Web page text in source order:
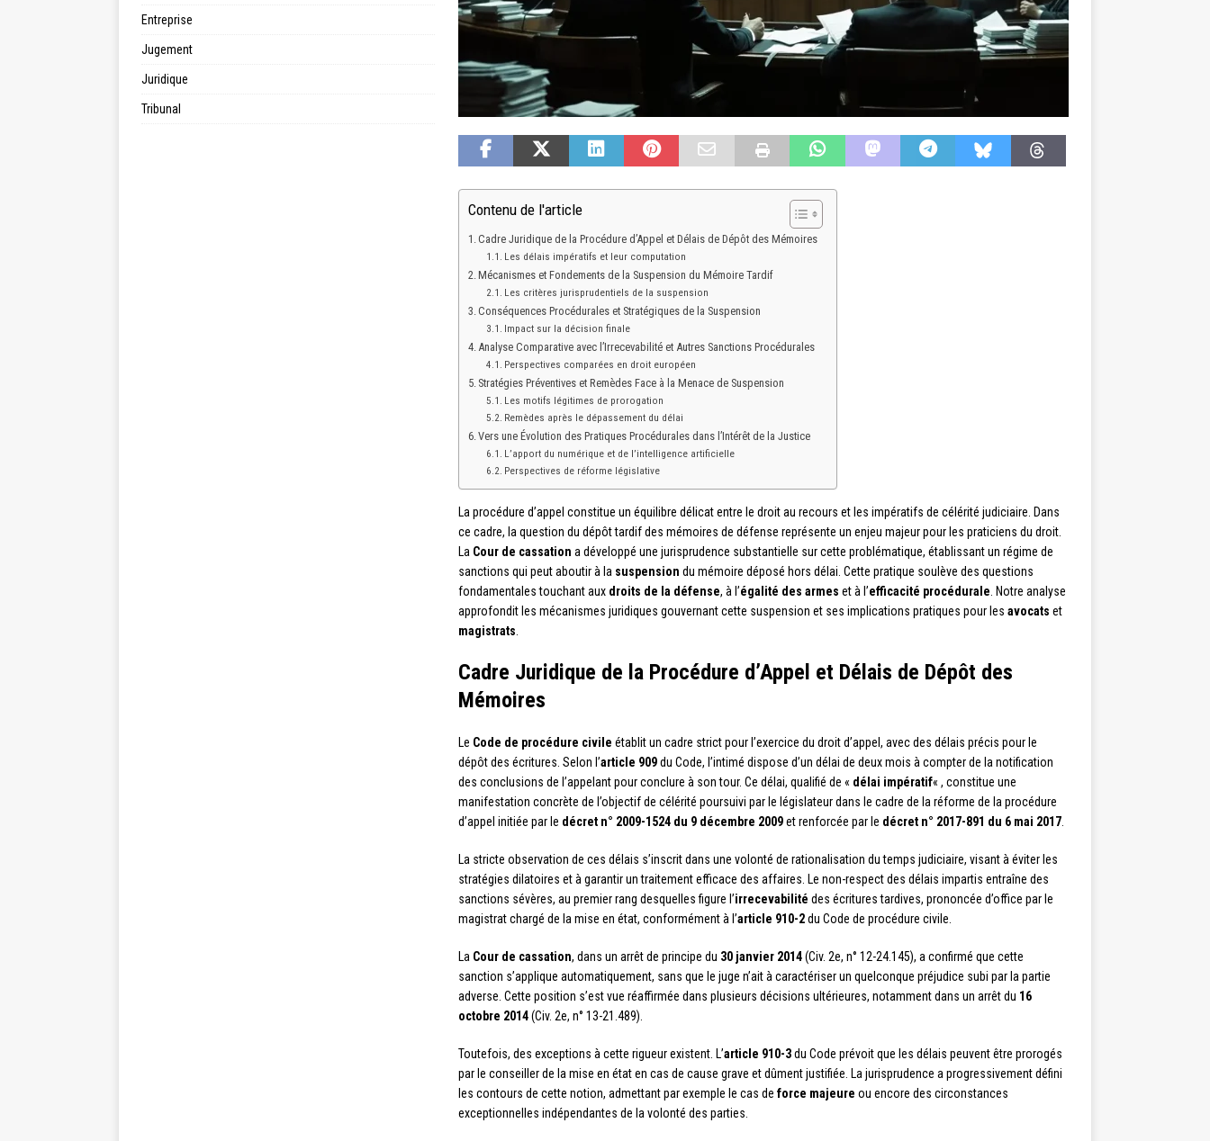
Contenu de l'article
Cadre Juridique de la Procédure d’Appel et Délais de Dépôt des Mémoires
Les délais impératifs et leur computation
Mécanismes et Fondements de la Suspension du Mémoire Tardif
Les critères jurisprudentiels de la suspension
Conséquences Procédurales et Stratégiques de la Suspension
Impact sur la décision finale
Analyse Comparative avec l’Irrecevabilité et Autres Sanctions Procédurales
Perspectives comparées en droit européen
Stratégies Préventives et Remèdes Face à la Menace de Suspension
Les motifs légitimes de prorogation
Remèdes après le dépassement du délai
Vers une Évolution des Pratiques Procédurales dans l’Intérêt de la Justice
L’apport du numérique et de l’intelligence artificielle
Perspectives de réforme législative
La procédure d’appel constitue un équilibre délicat entre le droit au recours et les impératifs de célérité judiciaire. Dans
ce cadre, la question du dépôt tardif des mémoires de défense représente un enjeu majeur pour les praticiens du droit.
La Cour de cassation a développé une jurisprudence substantielle sur cette problématique, établissant un régime de
sanctions qui peut aboutir à la suspension du mémoire déposé hors délai. Cette pratique soulève des questions
fondamentales touchant aux droits de la défense, à l’égalité des armes et à l’efficacité procédurale . Notre analyse
approfondit les mécanismes juridiques gouvernant cette suspension et ses implications pratiques pour les avocats et
magistrats
Cadre Juridique de la Procédure d’Appel et Délais de Dépôt des
Mémoires
Le Code de procédure civile établit un cadre strict pour l’exercice du droit d’appel, avec des délais précis pour le
dépôt des écritures. Selon l’article 909du Code, l’intimé dispose d’un délai de deux mois à compter de la notification
des conclusions de l’appelant pour conclure à son tour. Ce délai, qualifié de « délai impératif« , constitue une
manifestation concrète de l’objectif de célérité poursuivi par le législateur dans le cadre de la réforme de la procédure
d’appel initiée par le décret n° 2009-1524 du 9 décembre 2009et renforcée par le décret n° 2017-891 du 6 mai 2017.
La stricte observation de ces délais s’inscrit dans une volonté de rationalisation du temps judiciaire, visant à éviter les
stratégies dilatoires et à garantir un traitement efficace des affaires. Le non-respect des délais impartis entraîne des
sanctions sévères, au premier rang desquelles figure l’irrecevabilité des écritures tardives, prononcée d’office par le
magistrat chargé de la mise en état, conformément à l’article 910-2du Code de procédure civile.
La Cour de cassation, dans un arrêt de principe du 30 janvier 2014(Civ. 2e, n° 12-24.145), a confirmé que cette
sanction s’applique automatiquement, sans que le juge n’ait à caractériser un quelconque préjudice subi par la partie
adverse. Cette position s’est vue réaffirmée dans plusieurs décisions ultérieures, notamment dans un arrêt du 16
octobre 2014(Civ. 2e, n° 13-21.489).
Toutefois, des exceptions à cette rigueur existent. L’article 910-3du Code prévoit que les délais peuvent être prorogés
par le conseiller de la mise en état en cas de cause grave et dûment justifiée. La jurisprudence a progressivement défini
les contours de cette notion, admettant par exemple le cas de force majeure ou encore des circonstances
exceptionnelles indépendantes de la volonté des parties.
Entreprise
Jugement
Juridique
Tribunal